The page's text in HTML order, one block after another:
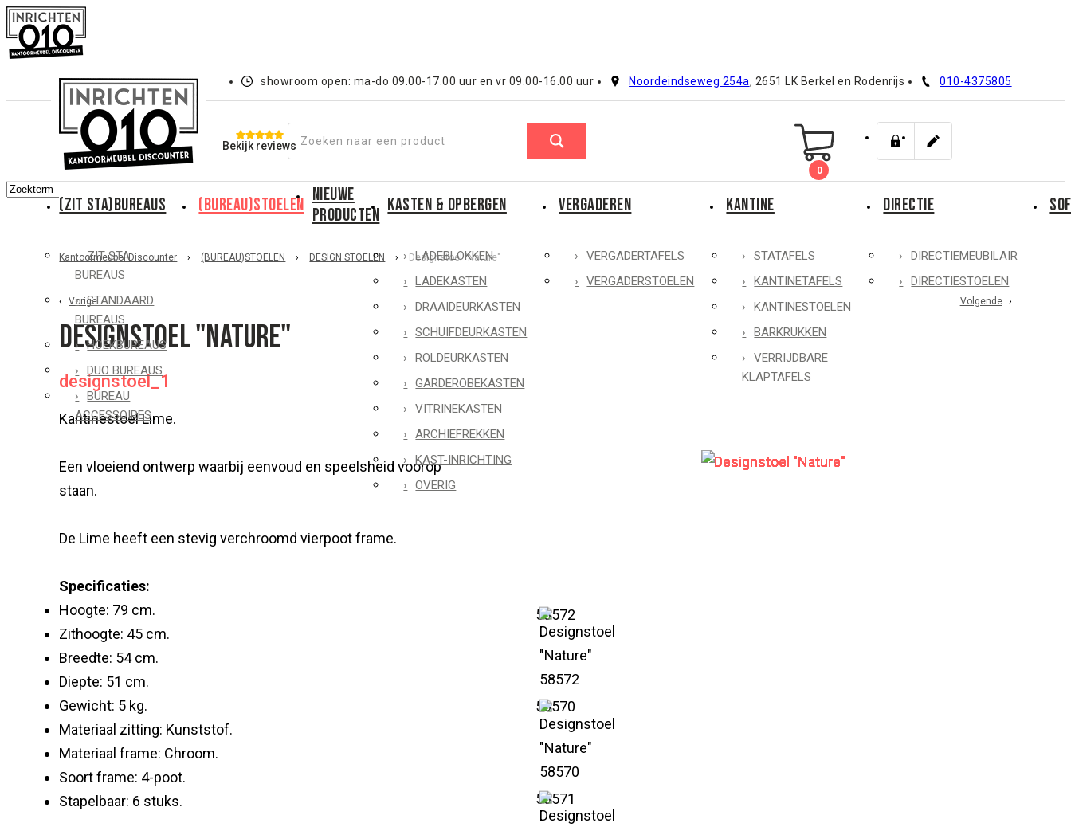
showroom open: ma-do 09.00-17.00 uur en vr 09.00-16.00 uur Noordeindseweg 254a, 2651 LK Berkel en Rodenrijs 010-4375805
Bekijk reviews
0
(ZIT STA)BUREAUS
ZIT STA
BUREAUS
STANDAARD
BUREAUS
HOEKBUREAUS
DUO BUREAUS
BUREAU
ACCESSOIRES
(BUREAU)STOELEN NIEUWE
PRODUCTEN KASTEN & OPBERGEN
LADEBLOKKEN
LADEKASTEN
DRAAIDEURKASTEN
SCHUIFDEURKASTEN
ROLDEURKASTEN
GARDEROBEKASTEN
VITRINEKASTEN
ARCHIEFREKKEN
KAST-INRICHTING
OVERIG
VERGADEREN
VERGADERTAFELS
VERGADERSTOELEN
KANTINE
STATAFELS
KANTINETAFELS
KANTINESTOELEN
BARKRUKKEN
VERRIJDBARE
KLAPTAFELS
DIRECTIE
DIRECTIEMEUBILAIR
DIRECTIESTOELEN
Kantoormeubel Discounter › (BUREAU)STOELEN › DESIGN STOELEN › Designstoel "Nature"
Vorige Volgende
Designstoel "Nature"
designstoel_1
Kantinestoel Lime.
Een vloeiend ontwerp waarbij eenvoud en speelsheid voorop
staan.
De Lime heeft een stevig verchroomd vierpoot frame.
Specificaties:
Hoogte: 79 cm.
Zithoogte: 45 cm.
Breedte: 54 cm.
Diepte: 51 cm.
Gewicht: 5 kg.
Materiaal zitting: Kunststof.
Materiaal frame: Chroom.
Soort frame: 4-poot.
Stapelbaar: 6 stuks.
58572
58570
58571